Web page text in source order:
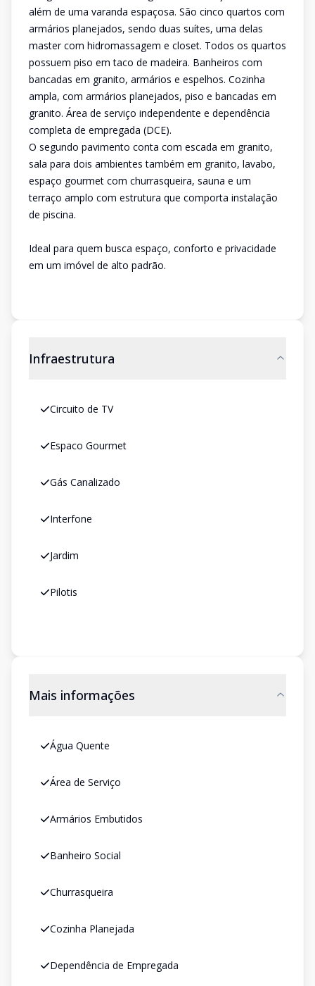
além de uma varanda espaçosa. São cinco quartos com
armários planejados, sendo duas suítes, uma delas
master com hidromassagem e closet. Todos os quartos
possuem piso em taco de madeira. Banheiros com
bancadas em granito, armários e espelhos. Cozinha
ampla, com armários planejados, piso e bancadas em
granito. Área de serviço independente e dependência
completa de empregada (DCE).
O segundo pavimento conta com escada em granito,
sala para dois ambientes também em granito, lavabo,
espaço gourmet com churrasqueira, sauna e um
terraço amplo com estrutura que comporta instalação
de piscina.
Ideal para quem busca espaço, conforto e privacidade
em um imóvel de alto padrão.
Infraestrutura
Circuito de TV
Espaco Gourmet
Gás Canalizado
Interfone
Jardim
Pilotis
Mais informações
Água Quente
Área de Serviço
Armários Embutidos
Banheiro Social
Churrasqueira
Cozinha Planejada
Dependência de Empregada